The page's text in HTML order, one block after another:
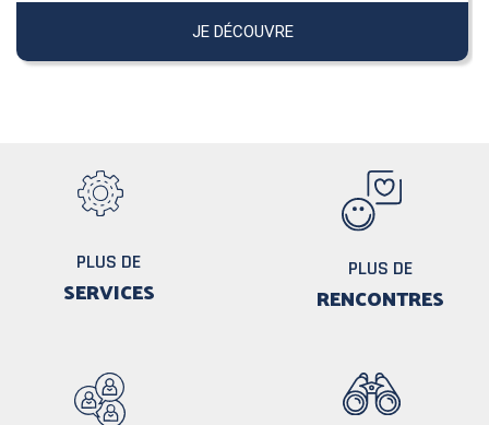
JE DÉCOUVRE
PLUS DE
SERVICES
PLUS DE
RENCONTRES